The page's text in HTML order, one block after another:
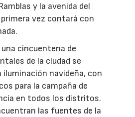
y la avenida del
primera vez contará con
cincuentena de
de la ciudad se
iluminación navideña, con
para la campaña de
en todos los distritos.
las fuentes de la